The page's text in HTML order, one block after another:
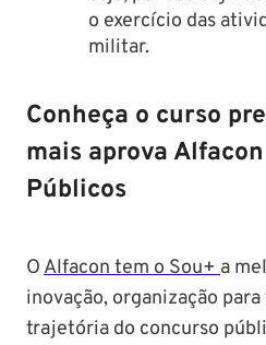
o exercício das
militar.
Conheça o curso
mais aprova
Públicos
OAlfacon tem o Sou+a
inovação, organização
trajetória do concurso